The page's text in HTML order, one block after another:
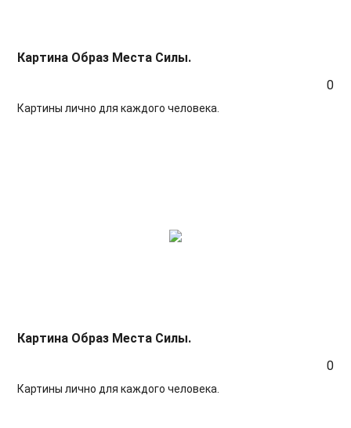
Картина Образ Места Силы.
0
Картины лично для каждого человека.
Картина Образ Места Силы.
0
Картины лично для каждого человека.